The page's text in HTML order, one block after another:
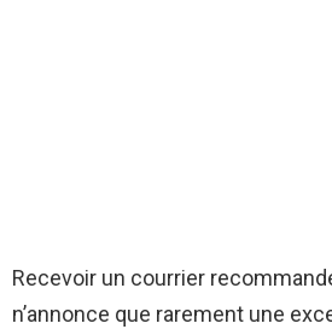
Recevoir un courrier
n’annonce que rarement une